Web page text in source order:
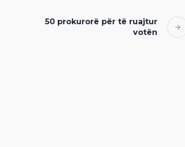
50 prokurorë për të ruajtur
votën